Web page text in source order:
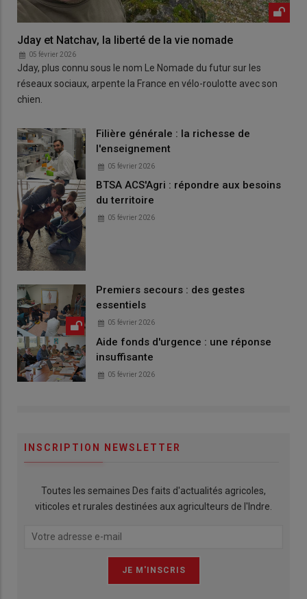
Jday et Natchav, la liberté de la vie nomade
05 février 2026
Jday, plus connu sous le nom Le Nomade du futur sur les
réseaux sociaux, arpente la France en vélo-roulotte avec son
chien.
Filière générale : la richesse de
l'enseignement
05 février 2026
BTSA ACS'Agri : répondre aux besoins
du territoire
05 février 2026
Premiers secours : des gestes
essentiels
05 février 2026
Aide fonds d'urgence : une réponse
insuffisante
05 février 2026
INSCRIPTION NEWSLETTER
Toutes les semaines Des faits d'actualités agricoles,
viticoles et rurales destinées aux agriculteurs de l'Indre.